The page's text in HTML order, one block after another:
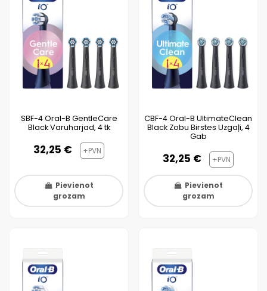
SBF-4 Oral-B GentleCare
Black Varuharjad, 4 tk
32,25 € +PVN
Pievienot
grozam
CBF-4 Oral-B UltimateClean
Black Zobu Birstes Uzgaļi, 4
Gab
32,25 € +PVN
Pievienot
grozam